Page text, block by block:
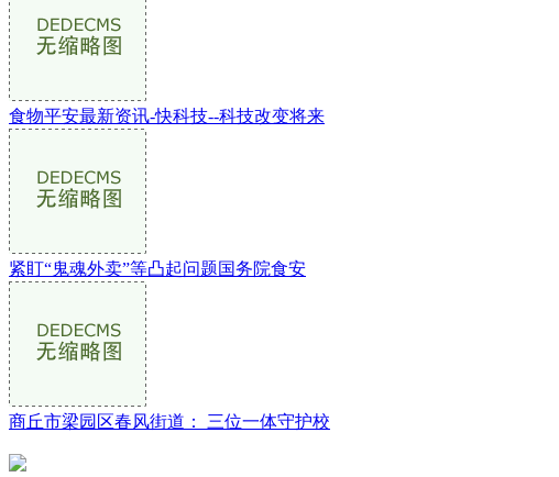
食物平安最新资讯-快科技--科技改变将来
紧盯“鬼魂外卖”等凸起问题国务院食安
商丘市梁园区春风街道： 三位一体守护校